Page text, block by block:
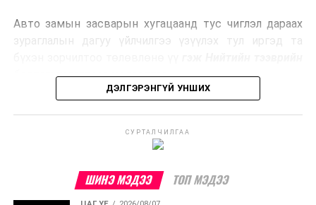
Ийнхүү лаг хатаах, шатаах технологийг лагийн
улсад өргөн ашиглаж байна.
Авто замын засварын хугацаанд тус чиглэл дараах
зураглалын дагуу үйлчилгээ үзүүлэх тул иргэд та
бодлогын газраас мэдээллээ.
ДЭЛГЭРЭНГҮЙ УНШИХ
СУРТАЛЧИЛГАА
ШИНЭ МЭДЭЭ ТОП МЭДЭЭ